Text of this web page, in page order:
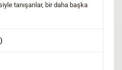
tanışanlar, bir daha başka